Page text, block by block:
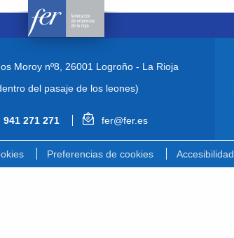
Moroy nº8, 26001 Logroño - La Rioja
del pasaje de los leones)
941 271 271 fer@fer.es
Preferencias de cookies Accesibilidad